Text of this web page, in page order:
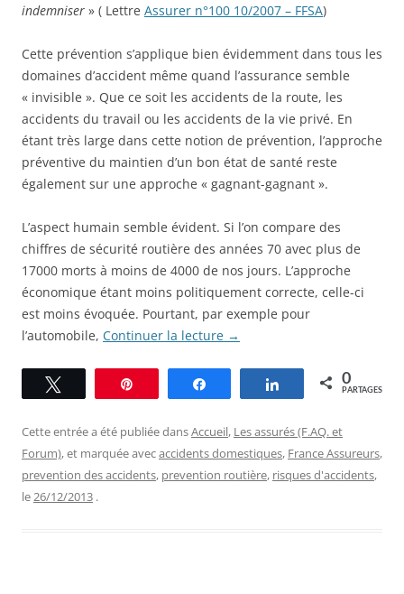
indemniser » ( Lettre Assurer n°100 10/2007 – FFSA)
Cette prévention s’applique bien évidemment dans tous les
domaines d’accident même quand l’assurance semble
« invisible ». Que ce soit les accidents de la route, les
accidents du travail ou les accidents de la vie privé. En
étant très large dans cette notion de prévention, l’approche
préventive du maintien d’un bon état de santé reste
également sur une approche « gagnant-gagnant ».
L’aspect humain semble évident. Si l’on compare des
chiffres de sécurité routière des années 70 avec plus de
17000 morts à moins de 4000 de nos jours. L’approche
économique étant moins politiquement correcte, celle-ci
est moins évoquée. Pourtant, par exemple pour
l’automobile, Continuer la lecture →
Partagez 0
PARTAGES
Cette entrée a été publiée dansAccueil, Les assurés (F.AQ. et
Forum), et marquée avecaccidents domestiques, France Assureurs,
prevention des accidents, prevention routière, risques d'accidents,
le26/12/2013 .